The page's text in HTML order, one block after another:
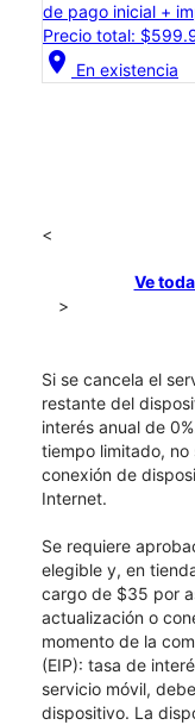
de pago inicial +
Precio total:
location_on En existencia
<
Ve
>
Si se cancela el
restante del
interés anual de
tiempo limitado,
conexión de
Internet.
Se requiere
elegible y, en
cargo de $35 por
actualización o
momento de la
(EIP): tasa de
servicio móvil,
dispositivo. La